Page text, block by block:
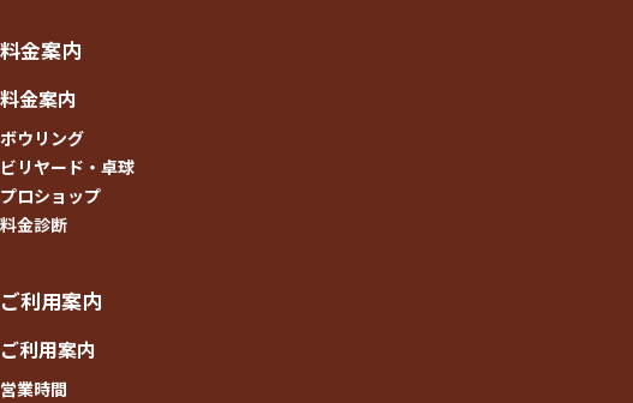
料金案内
料金案内
ボウリング
ビリヤード・卓球
プロショップ
料金診断
ご利用案内
ご利用案内
営業時間